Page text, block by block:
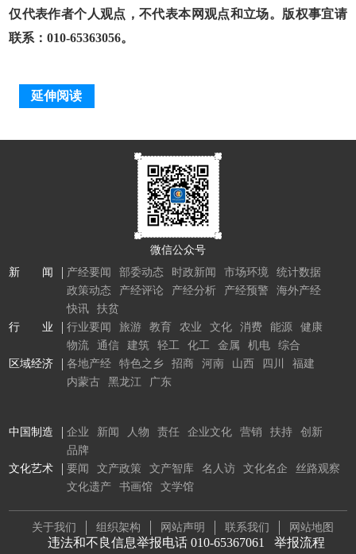
仅代表作者个人观点，不代表本网观点和立场。版权事宜请
联系：010-65363056。
延伸阅读
微信公众号
新 闻
产经要闻 部委动态 时政新闻 市场环境
统计数据
政策动态
产经评论 产经分析 产经预警
海外产经
快讯
扶贫
行 业
行业要闻 旅游 教育 农业 文化 消费 能源
健康
物流
通信 建筑 轻工 化工 金属 机电
综合
区域经济
各地产经 特色之乡 招商 河南 山西 四川
福建
内蒙古
黑龙江 广东
中国制造 企业 新闻 人物 责任 企业文化 营销 扶持
创新
品牌
文化艺术
要闻 文产政策 文产智库 名人访 文化名企
丝路观察
文化遗产
书画馆 文学馆
关于我们 组织架构 网站声明 联系我们 网站地图
违法和不良信息举报电话 010-65367061 举报流程